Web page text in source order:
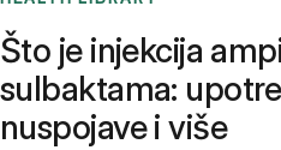
Što je injekcija
sulbaktama:
nuspojave i više